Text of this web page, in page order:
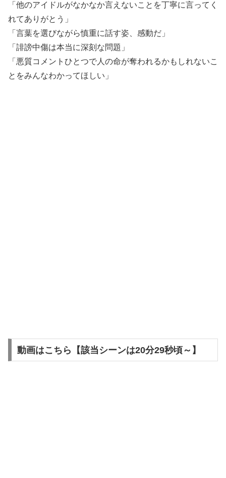
「他のアイドルがなかなか言えないことを丁寧に言ってく
れてありがとう」
「言葉を選びながら慎重に話す姿、感動だ」
「誹謗中傷は本当に深刻な問題」
「悪質コメントひとつで人の命が奪われるかもしれないこ
とをみんなわかってほしい」
動画はこちら【該当シーンは20分29秒頃～】